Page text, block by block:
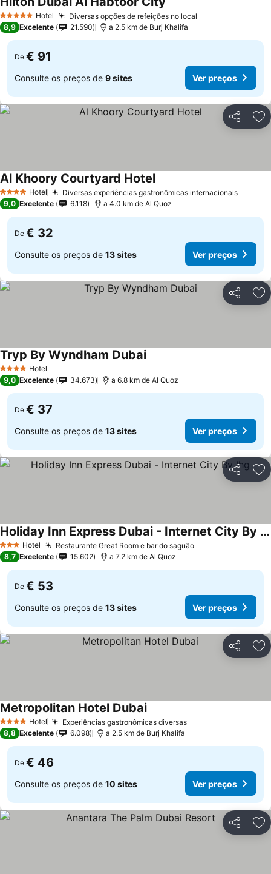
5 Estrelas Hotel Diversas opções de refeições no local
8,9 Excelente 21.590 a 2.5 km de Burj Khalifa
De € 91
Consulte os preços de 9 sites Ver preços
Partilhar
4 EstrelasHotel Diversas experiências gastronômicas internacionaisVer
Al Khoory Courtyard HotelVer preços
9,0 Excelente 6.118 a 4.0 km de Al Quoz
De € 32
Consulte os preços de 13 sites Ver preços
Partilhar
4 EstrelasHotel
Tryp By Wyndham DubaiVer preços
9,0 Excelente 34.673 a 6.8 km de Al Quoz
De € 37
Consulte os preços de 13 sites Ver preços
Partilhar
3 EstrelasHotel Restaurante Great Room e bar do saguãoVer preços
Holiday Inn Express Dubai - Internet City By Ihg
Ver preços
8,7 Excelente 15.602 a 7.2 km de Al Quoz
De € 53
Consulte os preços de 13 sites Ver preços
Partilhar
4 EstrelasHotel Experiências gastronômicas diversasVer preços
Metropolitan Hotel DubaiVer preços
8,8 Excelente 6.098 a 2.5 km de Burj Khalifa
De € 46
Consulte os preços de 10 sites Ver preços
Partilhar